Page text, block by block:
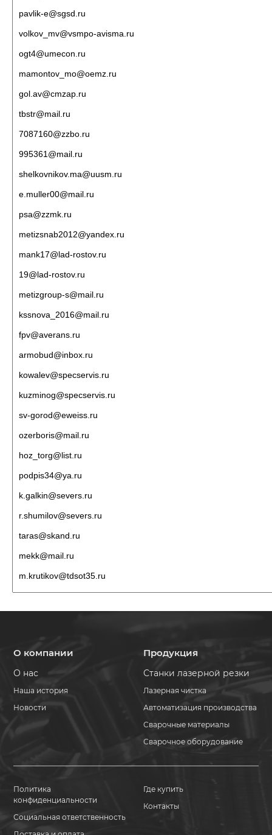
О компании
О нас
Наша история
Новости
Продукция
Станки лазерной резки
Лазерная чистка
Автоматизация производства
Сварочные материалы
Сварочное оборудование
Политика
конфиденциальности
Социальная ответственность
Где купить
Контакты